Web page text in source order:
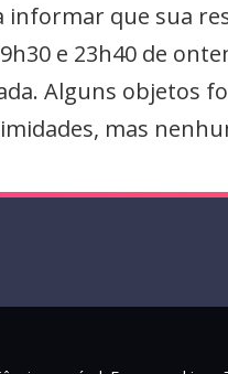
que sua
e 23h40 de
Alguns objetos
mas